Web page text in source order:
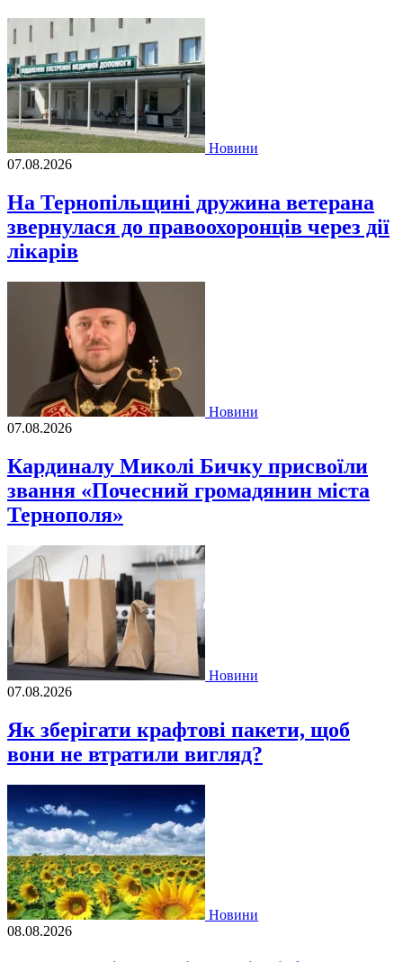
Новини
07.08.2026
На Тернопільщині дружина ветерана
звернулася до правоохоронців через дії
лікарів
Новини
07.08.2026
Кардиналу Миколі Бичку присвоїли
звання «Почесний громадянин міста
Тернополя»
Новини
07.08.2026
Як зберігати крафтові пакети, щоб
вони не втратили вигляд?
Новини
08.08.2026